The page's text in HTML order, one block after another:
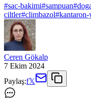
#sac-bakimi#sampuan#
ciltler#climbazol#kantaron-
Ceren Gökalp
7 Ekim 2024
Paylaş:f𝕏